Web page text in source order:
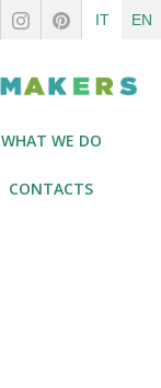
IT EN
WHAT WE DO
CONTACTS